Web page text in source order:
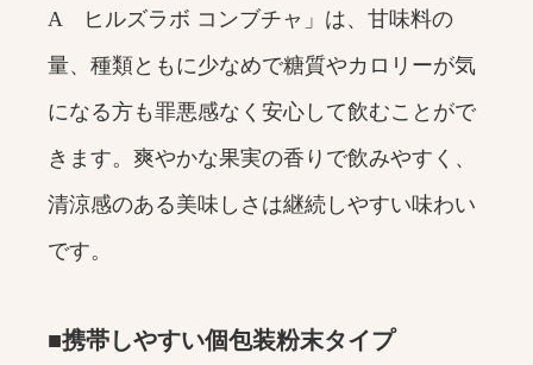
A ヒルズラボ コンブチャ」は、甘味料の
量、種類ともに少なめで糖質やカロリーが気
になる方も罪悪感なく安心して飲むことがで
きます。爽やかな果実の香りで飲みやすく、
清涼感のある美味しさは継続しやすい味わい
です。
■携帯しやすい個包装粉末タイプ